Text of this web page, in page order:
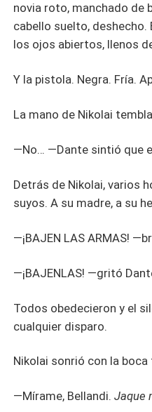
novia roto, manchado de
cabello suelto,
los ojos abiertos, llenos
Y la pistola. Negra. Fría.
La mano de Nikolai
—No… —Dante sintió que
Detrás de Nikolai, varios
suyos. A su madre, a su
—¡BAJEN LAS ARMAS!
—¡BAJENLAS! —gritó
Todos obedecieron y el
cualquier disparo.
Nikolai sonrió con la
—Mírame, Bellandi.Jaque